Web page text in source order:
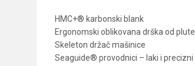
HMC+® karbonski blank
Ergonomski oblikovana drška od plute
Skeleton držač mašinice
Seaguide® provodnici – laki i precizni